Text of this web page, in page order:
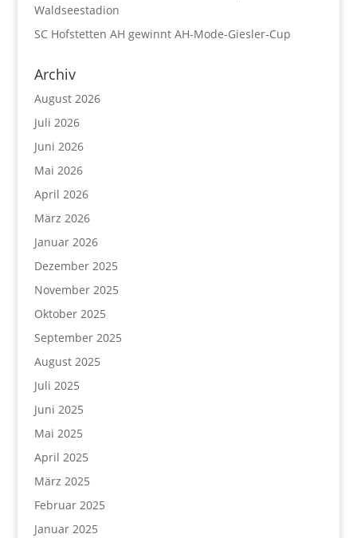
Waldseestadion
SC Hofstetten AH gewinnt AH-Mode-Giesler-Cup
Archiv
August 2026
Juli 2026
Juni 2026
Mai 2026
April 2026
März 2026
Januar 2026
Dezember 2025
November 2025
Oktober 2025
September 2025
August 2025
Juli 2025
Juni 2025
Mai 2025
April 2025
März 2025
Februar 2025
Januar 2025